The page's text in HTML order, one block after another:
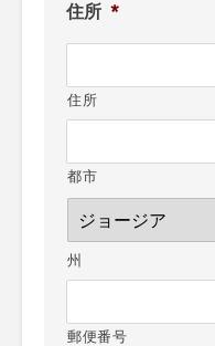
住所 *
住所
都市
州
郵便番号